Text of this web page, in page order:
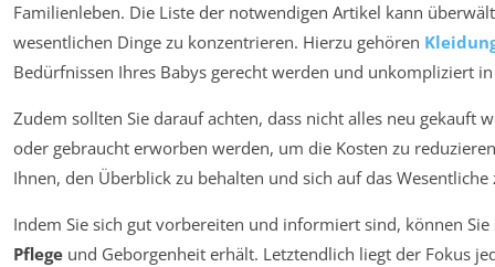
Familienleben. Die Liste der notwendigen Artikel kann
wesentlichen Dinge zu konzentrieren. Hierzu gehören
Bedürfnissen Ihres Babys gerecht werden und unkompliziert
Zudem sollten Sie darauf achten, dass nicht alles neu gekauft
oder gebraucht erworben werden, um die Kosten zu
Ihnen, den Überblick zu behalten und sich auf das
Indem Sie sich gut vorbereiten und informiert sind, können
Pflege und Geborgenheit erhält. Letztendlich liegt der Fokus